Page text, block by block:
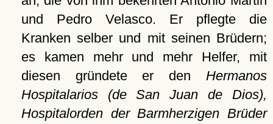
und Pedro Velasco. Er pflegte die
Kranken selber und mit seinen Brüdern;
es kamen mehr und mehr Helfer, mit
diesen gründete er den Hermanos
Hospitalarios (de San Juan de Dios),
Hospitalorden der Barmherzigen Brüder